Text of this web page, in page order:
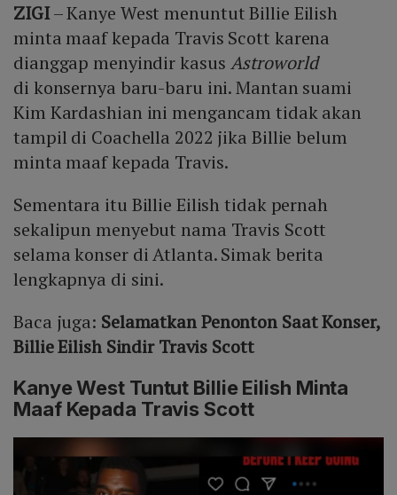
ZIGI– Kanye West menuntut Billie Eilish
minta maaf kepada Travis Scott karena
dianggap menyindir kasus Astroworld
di konsernya baru-baru ini. Mantan suami
Kim Kardashian ini mengancam tidak akan
tampil di Coachella 2022 jika Billie belum
minta maaf kepada Travis.
Sementara itu Billie Eilish tidak pernah
sekalipun menyebut nama Travis Scott
selama konser di Atlanta. Simak berita
lengkapnya di sini.
Baca juga: Selamatkan Penonton Saat Konser,
Billie Eilish Sindir Travis Scott
Kanye West Tuntut Billie Eilish Minta
Maaf Kepada Travis Scott